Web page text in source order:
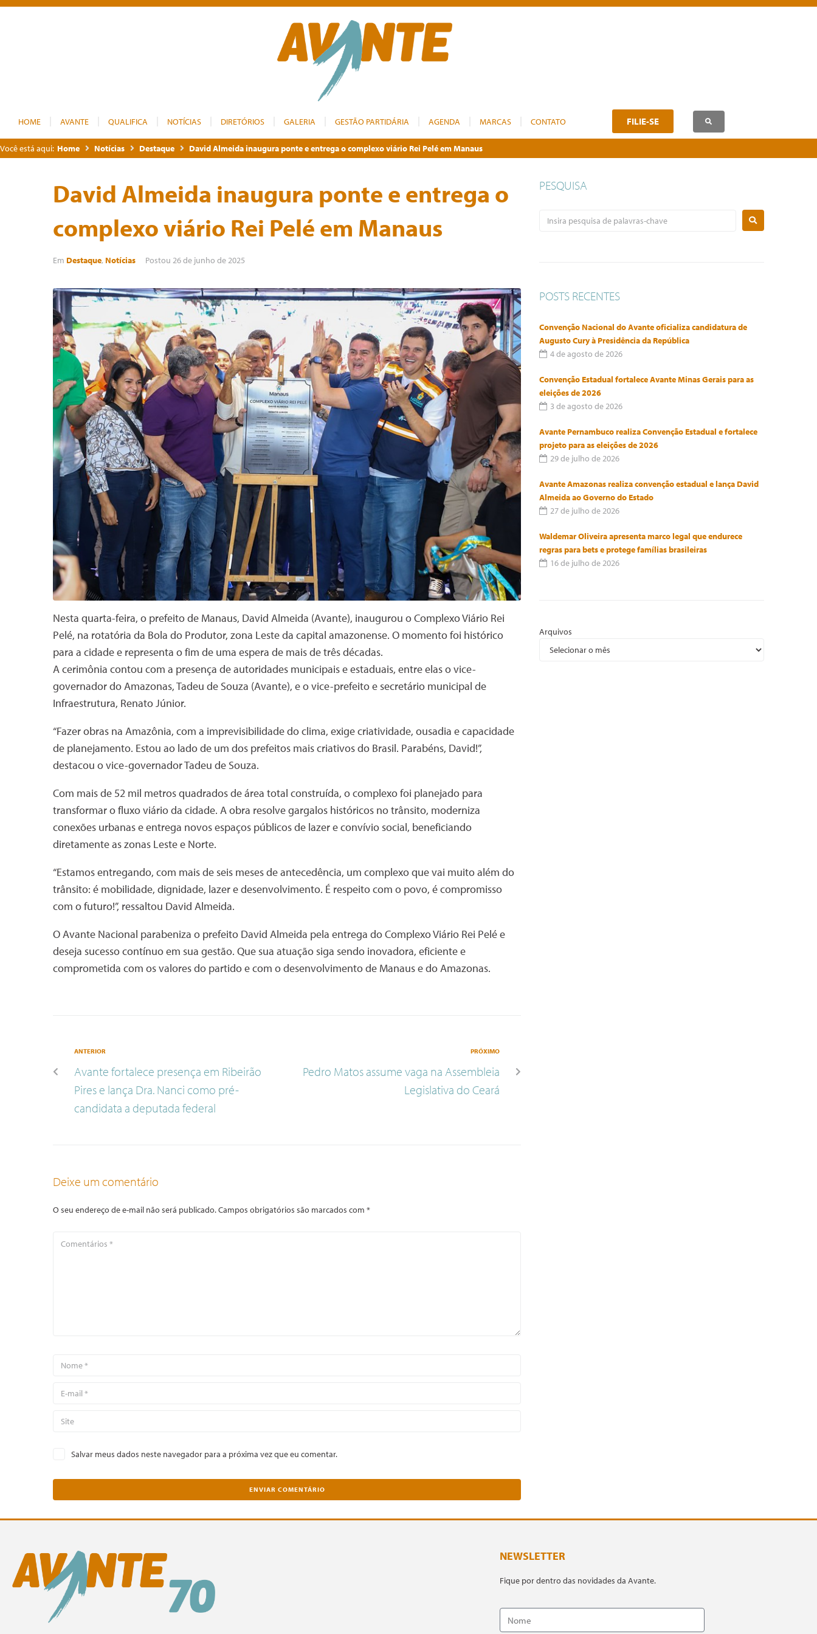
HOME AVANTE QUALIFICA NOTÍCIAS DIRETÓRIOS GALERIA GESTÃO PARTIDÁRIA AGENDA MARCAS CONTATO FILIE-SE
Você está aqui: Home Notícias Destaque David Almeida inaugura ponte e entrega o complexo viário Rei Pelé em Manaus
David Almeida inaugura ponte e entrega o
complexo viário Rei Pelé em Manaus
Em Destaque, Notícias Postou 26 de junho de 2025
Nesta quarta-feira, o prefeito de Manaus, David Almeida (Avante), inaugurou o Complexo Viário Rei
Pelé, na rotatória da Bola do Produtor, zona Leste da capital amazonense. O momento foi histórico
para a cidade e representa o fim de uma espera de mais de três décadas.
A cerimônia contou com a presença de autoridades municipais e estaduais, entre elas o vice-
governador do Amazonas, Tadeu de Souza (Avante), e o vice-prefeito e secretário municipal de
Infraestrutura, Renato Júnior.
“Fazer obras na Amazônia, com a imprevisibilidade do clima, exige criatividade, ousadia e capacidade
de planejamento. Estou ao lado de um dos prefeitos mais criativos do Brasil. Parabéns, David!”,
destacou o vice-governador Tadeu de Souza.
Com mais de 52 mil metros quadrados de área total construída, o complexo foi planejado para
transformar o fluxo viário da cidade. A obra resolve gargalos históricos no trânsito, moderniza
conexões urbanas e entrega novos espaços públicos de lazer e convívio social, beneficiando
diretamente as zonas Leste e Norte.
“Estamos entregando, com mais de seis meses de antecedência, um complexo que vai muito além do
trânsito: é mobilidade, dignidade, lazer e desenvolvimento. É respeito com o povo, é compromisso
com o futuro!”, ressaltou David Almeida.
O Avante Nacional parabeniza o prefeito David Almeida pela entrega do Complexo Viário Rei Pelé e
deseja sucesso contínuo em sua gestão. Que sua atuação siga sendo inovadora, eficiente e
comprometida com os valores do partido e com o desenvolvimento de Manaus e do Amazonas.
ANTERIOR
Avante fortalece presença em Ribeirão
Pires e lança Dra. Nanci como pré-
candidata a deputada federal
PRÓXIMO
Pedro Matos assume vaga na Assembleia
Legislativa do Ceará
Deixe um comentário
O seu endereço de e-mail não será publicado.Campos obrigatórios são marcados com *
Salvar meus dados neste navegador para a próxima vez que eu comentar.
PESQUISA
POSTS RECENTES
Convenção Nacional do Avante oficializa candidatura de
Augusto Cury à Presidência da República
4 de agosto de 2026
Convenção Estadual fortalece Avante Minas Gerais para as
eleições de 2026
3 de agosto de 2026
Avante Pernambuco realiza Convenção Estadual e fortalece
projeto para as eleições de 2026
29 de julho de 2026
Avante Amazonas realiza convenção estadual e lança David
Almeida ao Governo do Estado
27 de julho de 2026
Waldemar Oliveira apresenta marco legal que endurece
regras para bets e protege famílias brasileiras
16 de julho de 2026
Arquivos
NEWSLETTER
Fique por dentro das novidades da Avante.